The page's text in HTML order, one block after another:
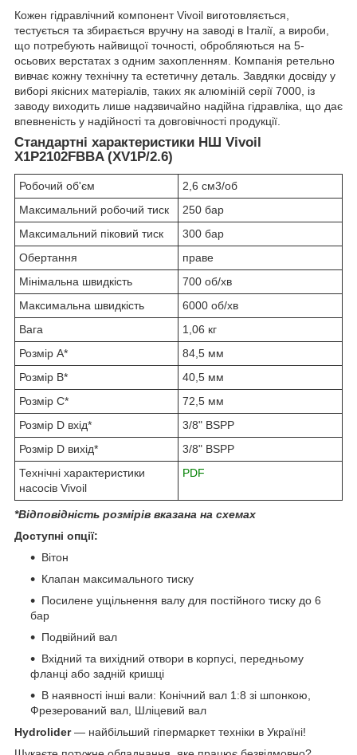
Кожен гідравлічний компонент Vivoil виготовляється,
тестується та збирається вручну на заводі в Італії, а вироби,
що потребують найвищої точності, обробляються на 5-
осьових верстатах з одним захопленням. Компанія ретельно
вивчає кожну технічну та естетичну деталь. Завдяки досвіду у
виборі якісних матеріалів, таких як алюміній серії 7000, із
заводу виходить лише надзвичайно надійна гідравліка, що дає
впевненість у надійності та довговічності продукції.
Стандартні характеристики НШ Vivoil
X1P2102FBBA (XV1P/2.6)
Робочий об'єм
2,6 см3/об
Максимальний робочий тиск
250 бар
Максимальний піковий тиск
300 бар
Обертання
праве
Мінімальна швидкість
700 об/хв
Максимальна швидкість
6000 об/хв
Вага
1,06 кг
Розмір A*
84,5 мм
Розмір B*
40,5 мм
Розмір C*
72,5 мм
Розмір D вхід*
3/8" BSPP
Розмір D вихід*
3/8" BSPP
Технічні характеристики
насосів Vivoil
PDF
*Відповідність розмірів вказана на схемах
Доступні опції:
Вітон
Клапан максимального тиску
Посилене ущільнення валу для постійного тиску до 6
бар
Подвійний вал
Вхідний та вихідний отвори в корпусі, передньому
фланці або задній кришці
В наявності інші вали: Конічний вал 1:8 зі шпонкою,
Фрезерований вал, Шліцевий вал
Hydrolider— найбільший гіпермаркет техніки в Україні!